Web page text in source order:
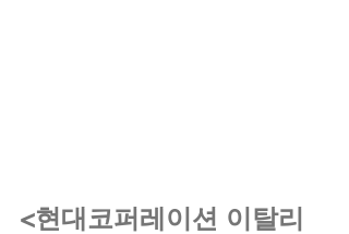
<현대코퍼레이션 이탈리